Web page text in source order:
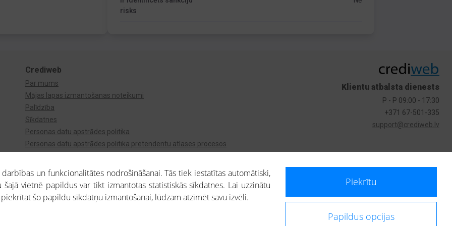
risks
Crediweb
Par mums
Mājas lapas izmantošanas noteikumi
Palīdzība
Sīkdatnes
Personas datu apstrādes politika
Personas datu apstrādes politika pretendentu atlases procesos
Klientu atbalsta dienests
P - P 09:00 - 17:30
+371 67-501-335
support@crediweb.lv
ietvaros saņemtajai informācijai ir uzziņas raksturs, un tai nav juridiska spēka. Portāla lietotājs, izmantojot portālā saņemto informāciju, ir atbildīgs par fizisko
un funkcionalitātes nodrošināšanai. Tās tiek iestatītas automātiski,
vietnē papildus var tikt izmantotas statistiskās sīkdatnes. Lai uzzinātu
piekrītat šo papildu sīkdatņu izmantošanai, lūdzam atzīmēt savu izvēli.
Piekrītu
Papildus opcijas